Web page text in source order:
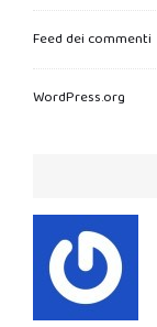
Feed dei commenti
WordPress.org